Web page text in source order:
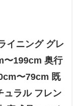
イニング グレ
〜199cm 奥行
〜79cm 既
ュラル フレン